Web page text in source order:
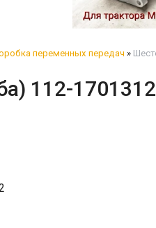
переменных передач »
112-1701312